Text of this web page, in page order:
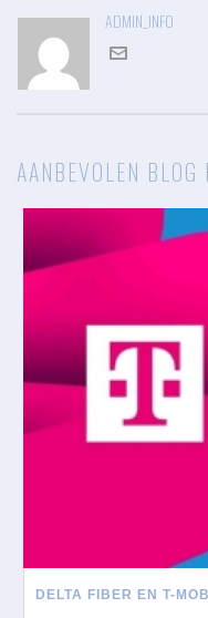
ADMIN_INFO
AANBEVOLEN BLOG